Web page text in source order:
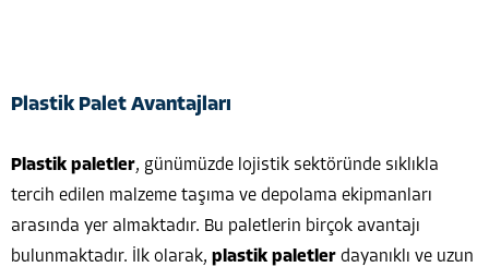
Plastik Palet Avantajları
Plastik paletler, günümüzde lojistik sektöründe sıklıkla
tercih edilen malzeme taşıma ve depolama ekipmanları
arasında yer almaktadır. Bu paletlerin birçok avantajı
bulunmaktadır. İlk olarak, plastik paletler dayanıklı ve uzun